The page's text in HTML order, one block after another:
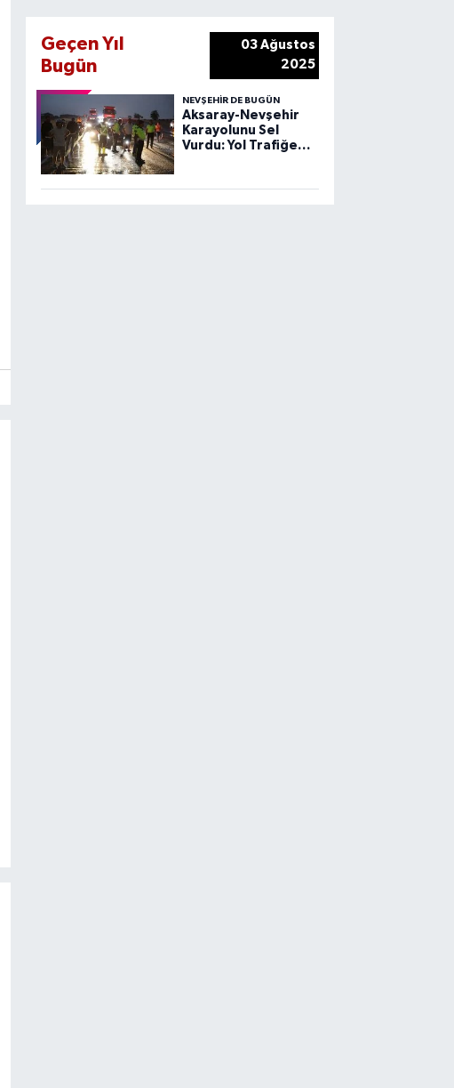
Geçen Yıl
Bugün
03 Ağustos
2025
NEVŞEHIR DE BUGÜN
Aksaray-Nevşehir
Karayolunu Sel
Vurdu: Yol Trafiğe